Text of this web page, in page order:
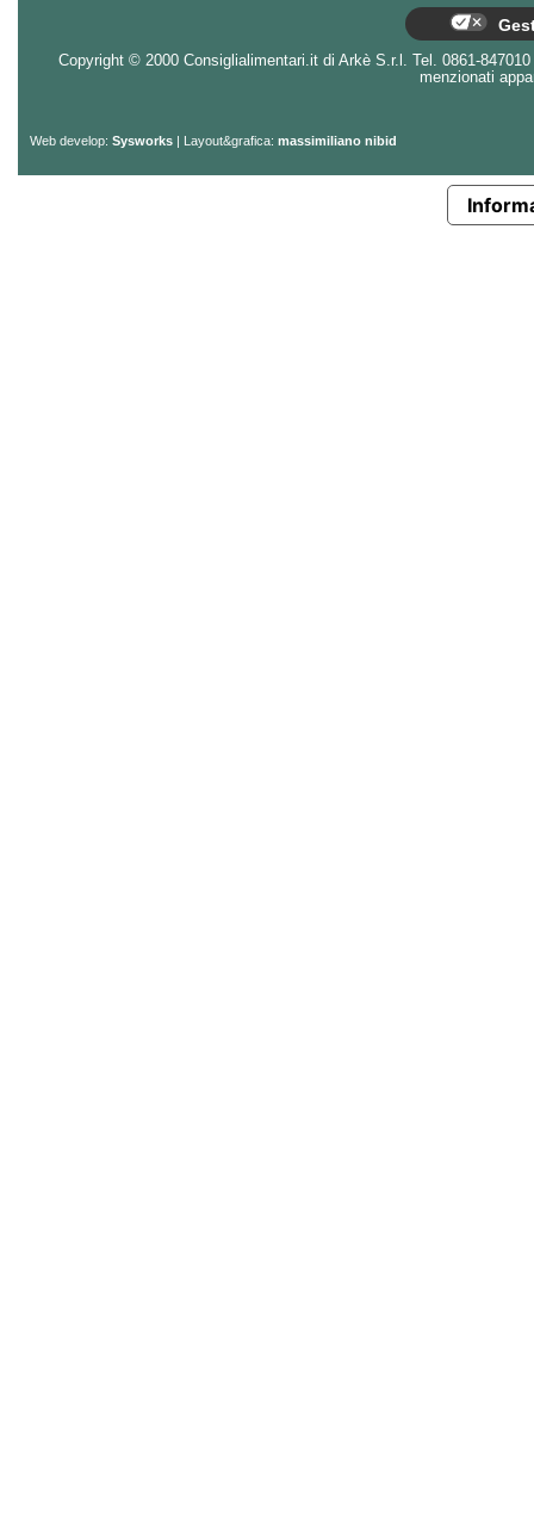
Copyright © 2000 Consiglialimentari.it di Arkè S.r.l. Tel. 0861-
menzionati
Web develop: Sysworks | Layout&grafica: massimiliano nibid